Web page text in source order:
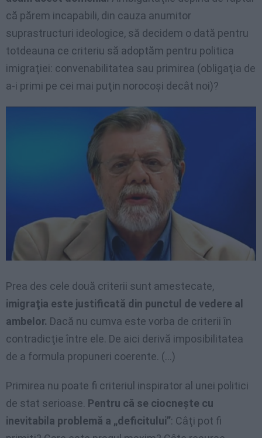
că părem incapabili, din cauza anumitor
suprastructuri ideologice, să decidem o dată pentru
totdeauna ce criteriu să adoptăm pentru politica
imigraţiei: convenabilitatea sau primirea (obligaţia de
a-i primi pe cei mai puţin norocoşi decât noi)?
Prea des cele două criterii sunt amestecate,
imigraţia este justificată din punctul de vedere al
ambelor. Dacă nu cumva este vorba de criterii în
contradicţie între ele. De aici derivă imposibilitatea
de a formula propuneri coerente. (…)
Primirea nu poate fi criteriul inspirator al unei politici
de stat serioase. Pentru că se ciocneşte cu
inevitabila problemă a „deficitului”: Câţi pot fi